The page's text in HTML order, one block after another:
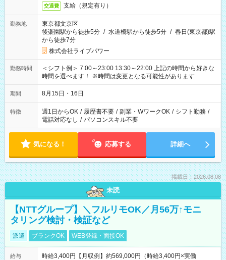
交通費 支給（規定有り）
勤務地
東京都文京区
後楽園駅から徒歩5分 / 水道橋駅から徒歩5分 / 春日(東京都)駅
から徒歩7分
株式会社ライブパワー
勤務時間
＜シフト例＞ 7:00～23:00 13:30～22:00 上記の時間から好きな
時間を選べます！ ※時間は変更となる可能性があります
期間 8月15日・16日
特徴 週1日からOK / 履歴書不要 / 副業・WワークOK / シフト勤務 /
電話対応なし / パソコンスキル不要
気になる！ 応募する 詳細へ
掲載日：2026.08.08
未読
【NTTグループ】＼フルリモOK／月56万↑モニ
タリング検討・検証など
派遣 ブランクOK WEB登録・面接OK
給与
時給3,400円【月収例】約569,000円（時給3,400円×実働